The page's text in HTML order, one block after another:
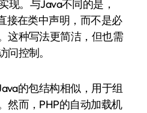
现。与Java不同的是，
接在类中声明，而不是必
这种写法更简洁，但也需
控制。
的包结构相似，用于组
然而，PHP的自动加载机